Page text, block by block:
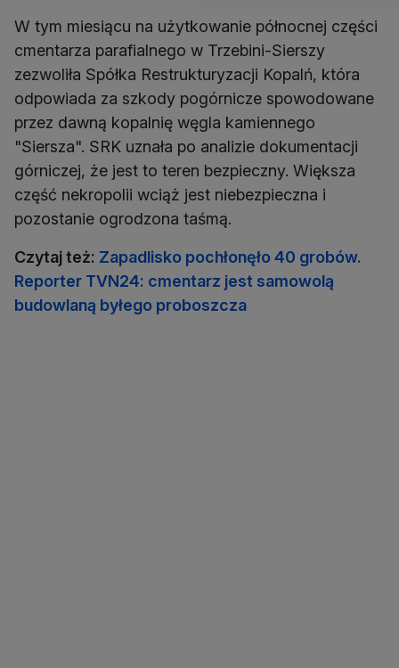
W tym miesiącu na użytkowanie północnej części
cmentarza parafialnego w Trzebini-Sierszy
zezwoliła Spółka Restrukturyzacji Kopalń, która
odpowiada za szkody pogórnicze spowodowane
przez dawną kopalnię węgla kamiennego
"Siersza". SRK uznała po analizie dokumentacji
górniczej, że jest to teren bezpieczny. Większa
część nekropolii wciąż jest niebezpieczna i
pozostanie ogrodzona taśmą.
Czytaj też: Zapadlisko pochłonęło 40 grobów.
Reporter TVN24: cmentarz jest samowolą
budowlaną byłego proboszcza